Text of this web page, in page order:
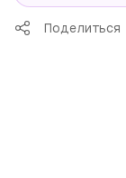
Поделиться